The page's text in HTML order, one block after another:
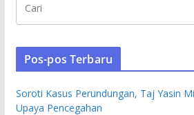
Pos-pos Terbaru
Soroti Kasus Perundungan, Taj Yasin
Upaya Pencegahan